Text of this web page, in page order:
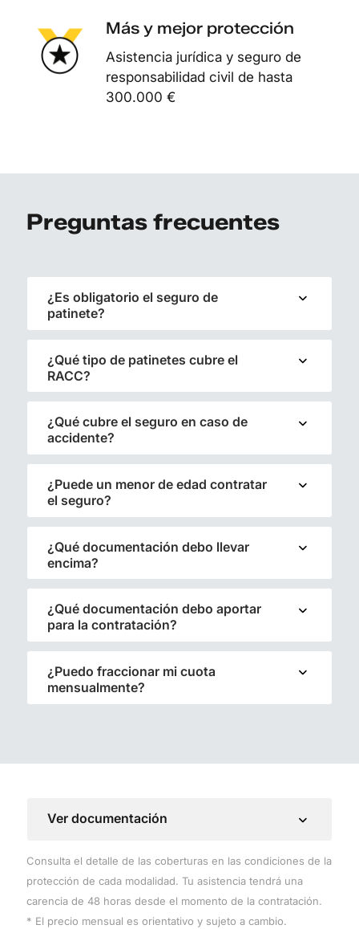
Más y mejor protección
Asistencia jurídica y seguro de
responsabilidad civil de hasta
300.000 €
Preguntas frecuentes
¿Es obligatorio el seguro de
patinete?
¿Qué tipo de patinetes cubre el
RACC?
¿Qué cubre el seguro en caso de
accidente?
¿Puede un menor de edad contratar
el seguro?
¿Qué documentación debo llevar
encima?
¿Qué documentación debo aportar
para la contratación?
¿Puedo fraccionar mi cuota
mensualmente?
Ver documentación
Consulta el detalle de las coberturas en las condiciones de la
protección de cada modalidad. Tu asistencia tendrá una
carencia de 48 horas desde el momento de la contratación.
* El precio mensual es orientativo y sujeto a cambio.